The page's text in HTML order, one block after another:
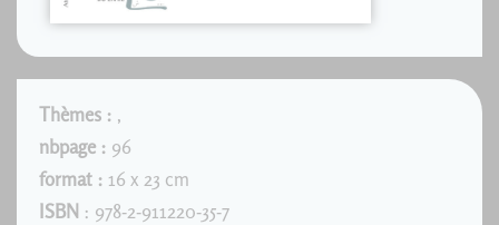
Thèmes : ,
nbpage : 96
format : 16 x 23 cm
ISBN : 978-2-911220-35-7